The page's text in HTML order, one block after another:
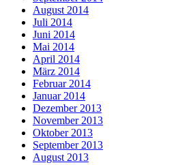
August 2014
Juli 2014
Juni 2014
Mai 2014
April 2014
März 2014
Februar 2014
Januar 2014
Dezember 2013
November 2013
Oktober 2013
September 2013
August 2013